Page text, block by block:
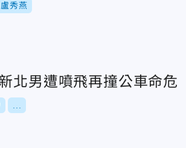
盧秀燕
北男遭噴飛再撞公車命危